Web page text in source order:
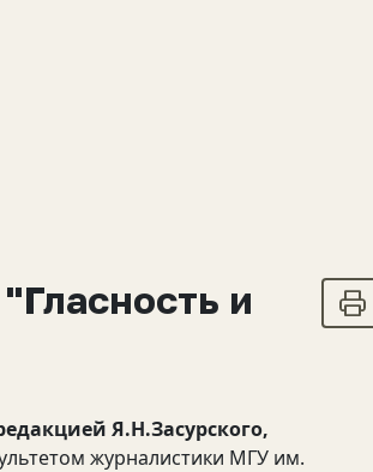
и
Я.Н.Засурского,
журналистики МГУ им.